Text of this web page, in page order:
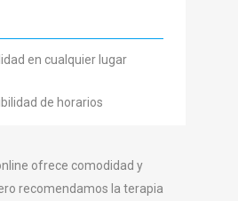
en cualquier lugar
de horarios
ofrece comodidad y
recomendamos la terapia